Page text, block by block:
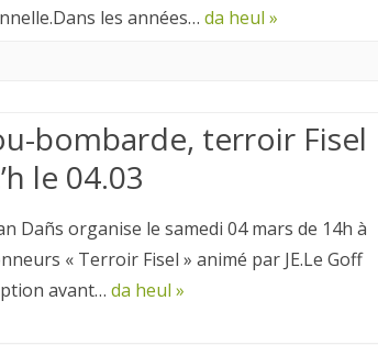
les années… da heul »
bombarde, terroir Fisel
le 04.03
Dañs organise le samedi 04 mars de 14h à
« Terroir Fisel » animé par JE.Le Goff
avant… da heul »